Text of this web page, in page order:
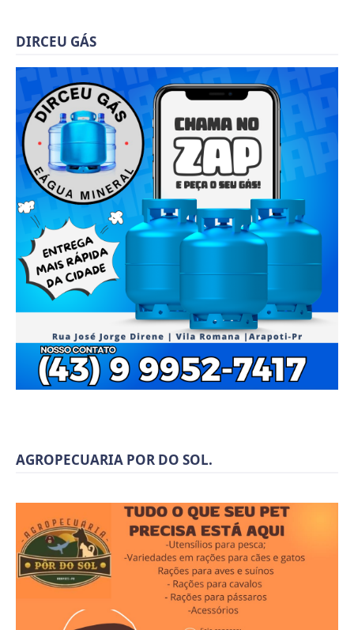
DIRCEU GÁS
AGROPECUARIA POR DO SOL.